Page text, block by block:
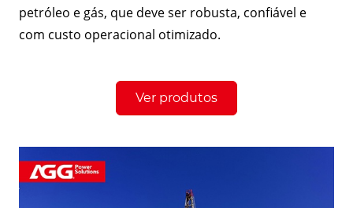
petróleo e gás, que deve ser robusta, confiável e
com custo operacional otimizado.
Ver produtos